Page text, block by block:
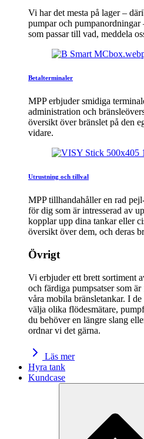
Vi har det mesta på lager –
pumpar och pumpanordningar
som passar till vad, meddela
Betalterminaler
MPP erbjuder smidiga
administration och
översikt över bränslet på den
vidare.
Utrustning och tillval
MPP tillhandahåller en rad
för dig som är intresserad av
kopplar upp dina tankar eller
översikt över dem, och deras
Övrigt
Vi erbjuder ett brett sortiment
och färdiga pumpsatser som
våra mobila bränsletankar. I
välja olika flödesmätare,
du behöver en längre slang
ordnar vi det gärna.
Läs mer
Hyra tank
Kundcase